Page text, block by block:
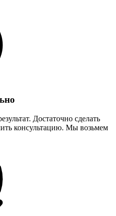
Достаточно сделать
консультацию. Мы возьмем